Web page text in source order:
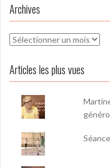
Archives
Archives
Articles les plus vues